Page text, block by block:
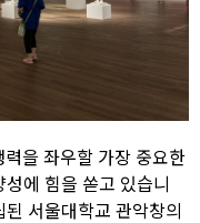
을 좌우할 가장 중요한
에 힘을 쏟고 있습니
서울대학교 관악창의